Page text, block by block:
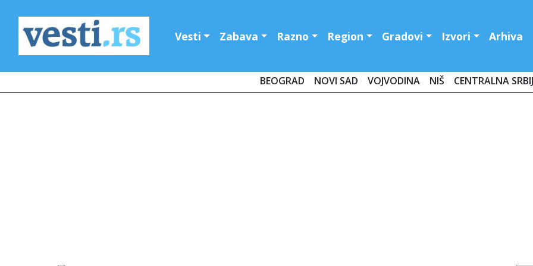
Vesti Zabava Razno Region Gradovi Izvori Arhiva
BEOGRAD NOVI SAD VOJVODINA NIŠ CENTRALNA